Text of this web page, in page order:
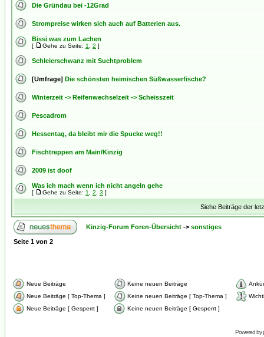
Die Gründau bei -12Grad
Strompreise wirken sich auch auf Batterien aus.
Bissi was zum Lachen
[ Gehe zu Seite: 1 2 ]
Schleierschwanz mit Suchtproblem
[Umfrage] Die schönsten heimischen Süßwasserfische?
Winterzeit -> Reifenwechselzeit -> Scheisszeit
Pescadrom
Hessentag, da bleibt mir die Spucke weg!!
Fischtreppen am Main/Kinzig
2009 ist doof
Was ich mach wenn ich nicht angeln gehe
[ Gehe zu Seite: 1 2 3 ]
Siehe Beiträge der
Kinzig-Forum Foren-Übersicht -> sonstiges
Seite 1 von 2
Neue Beiträge Keine neuen Beiträge
Neue Beiträge [ Top-Thema ]
Keine neuen Beiträge [ Top-Thema ]
Neue Beiträge [ Gesperrt ]
Keine neuen Beiträge [ Gesperrt ]
Powered by